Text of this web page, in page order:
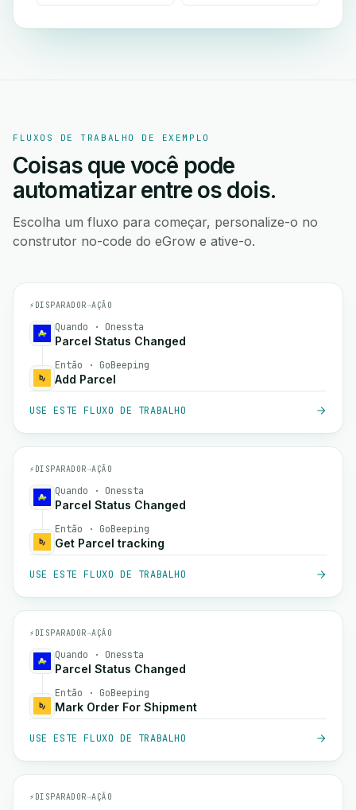
FLUXOS DE TRABALHO DE EXEMPLO
Coisas que você pode
automatizar entre os dois.
Escolha um fluxo para começar, personalize-o no
construtor no-code do eGrow e ative-o.
⚡ DISPARADOR→AÇÃO
Quando · Onessta
Parcel Status Changed
Então · GoBeeping
Add Parcel
USE ESTE FLUXO DE TRABALHO
⚡ DISPARADOR→AÇÃO
Quando · Onessta
Parcel Status Changed
Então · GoBeeping
Get Parcel tracking
USE ESTE FLUXO DE TRABALHO
⚡ DISPARADOR→AÇÃO
Quando · Onessta
Parcel Status Changed
Então · GoBeeping
Mark Order For Shipment
USE ESTE FLUXO DE TRABALHO
⚡ DISPARADOR→AÇÃO